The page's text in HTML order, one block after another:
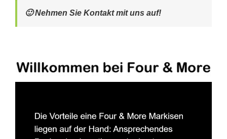
🙂 Nehmen Sie Kontakt mit uns auf!